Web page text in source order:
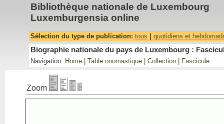
Bibliothèque nationale de Luxembourg
Luxemburgensia online
Sélection du type de publication: tous quotidiens et
Biographie nationale du pays de Luxembourg :
Navigation: Home Table onomastique Collection Fascicule
Zoom